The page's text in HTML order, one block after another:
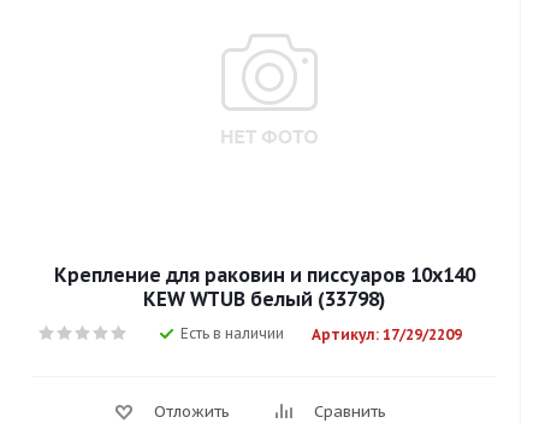
Крепление для раковин и писсуаров 10х140
KEW WTUB белый (33798)
Есть в наличии Артикул: 17/29/2209
Отложить Сравнить